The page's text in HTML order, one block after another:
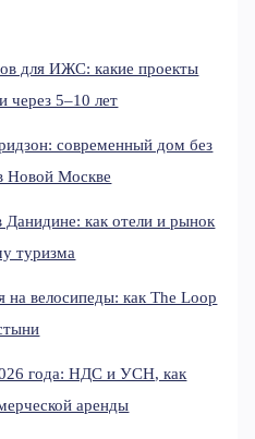
для ИЖС: какие проекты
через 5–10 лет
современный дом без
Новой Москве
Данидине: как отели и рынок
туризма
на велосипеды: как The Loop
года: НДС и УСН, как
аренды